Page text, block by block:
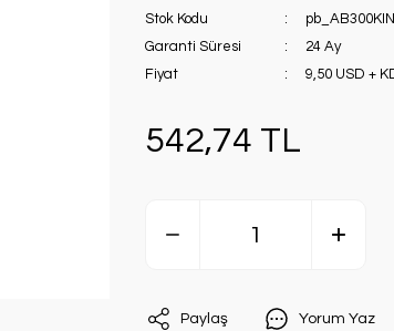
Stok Kodu
Garanti Süresi
24 Ay
Fiyat
9,50 USD +
542,74 TL
Paylaş Yorum Yaz